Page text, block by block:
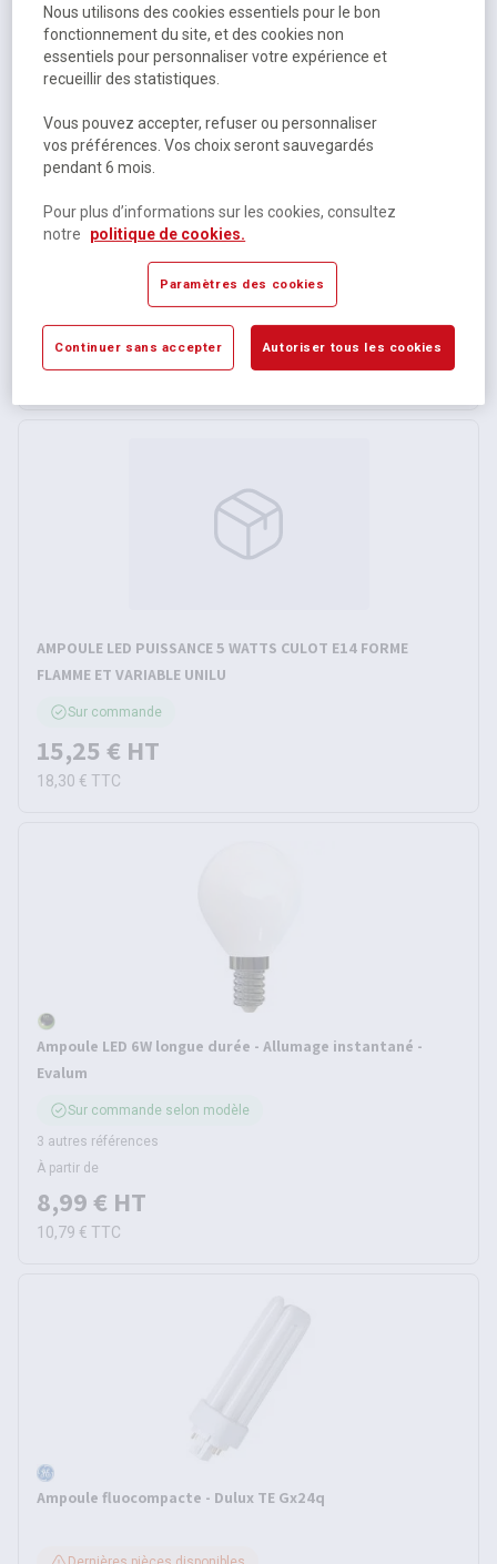
Ampoule LED à filaments E27 - 6.2 W
31,66 €HT
AMPOULE LED PUISSANCE 5 WATTS CULOT E14 FORME
FLAMME ET VARIABLE UNILU
Sur commande
15,25 € HT
18,30 € TTC
Ampoule LED 6W longue durée - Allumage instantané -
Evalum
Sur commande selon modèle
3 autres références
À partir de
8,99 € HT
10,79 € TTC
Ampoule fluocompacte - Dulux TE Gx24q
Nous utilisons des cookies essentiels pour le bon
fonctionnement du site, et des cookies non
essentiels pour personnaliser votre expérience et
recueillir des statistiques.
Vous pouvez accepter, refuser ou personnaliser
vos préférences. Vos choix seront sauvegardés
pendant 6 mois.
Pour plus d’informations sur les cookies, consultez
notre politique de cookies.
Paramètres des cookies
Continuer sans accepter Autoriser tous les cookies